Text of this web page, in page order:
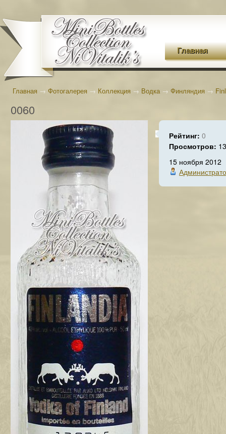
Главная
Главная → Фотогалерея → Коллекция → Водка→ Финляндия →
0060
Рейтинг: 0
Просмотров:
15 ноября 2012